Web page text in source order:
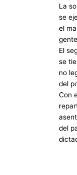
La
se
el
El
se
no
del
Con
del